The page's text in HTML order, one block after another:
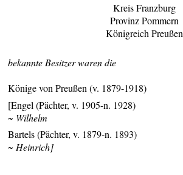
Kreis Franzburg
Provinz Pommern
Königreich Preußen
bekannte Besitzer waren die
Könige von Preußen (v. 1879-1918)
[Engel (Pächter, v. 1905-n. 1928)
~ Wilhelm
Bartels (Pächter, v. 1879-n. 1893)
~ Heinrich]